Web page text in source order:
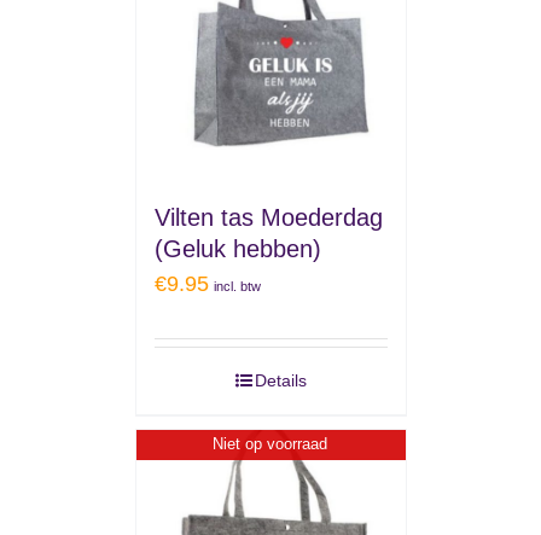
Vilten tas Moederdag
(Geluk hebben)
€9.95 incl. btw
Details
Niet op voorraad